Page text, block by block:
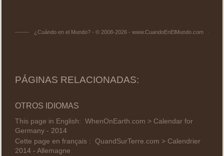
¿Cuándo en el Mundo? - © 2008-2026 - www.CuandoEnElMundo.com
PÁGINAS RELACIONADAS:
OTROS IDIOMAS
This page in English: WhenOnEarth.com > Calendar for
Germany - 2014
Cette page en français : QuandSurTerre.com > Calendrier
2014 - Allemagne